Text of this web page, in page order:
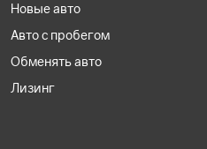
Новые авто
Авто с пробегом
Обменять авто
Лизинг